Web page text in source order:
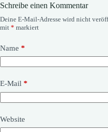
Schreibe einen Kommentar
Deine E-Mail-Adresse wird nicht
mit * markiert
Name *
E-Mail *
Website